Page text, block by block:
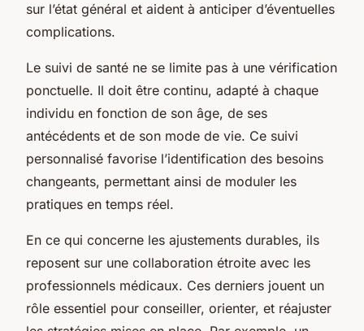
sur l’état général et aident à anticiper d’éventuelles
complications.
Le suivi de santé ne se limite pas à une vérification
ponctuelle. Il doit être continu, adapté à chaque
individu en fonction de son âge, de ses
antécédents et de son mode de vie. Ce suivi
personnalisé favorise l’identification des besoins
changeants, permettant ainsi de moduler les
pratiques en temps réel.
En ce qui concerne les ajustements durables, ils
reposent sur une collaboration étroite avec les
professionnels médicaux. Ces derniers jouent un
rôle essentiel pour conseiller, orienter, et réajuster